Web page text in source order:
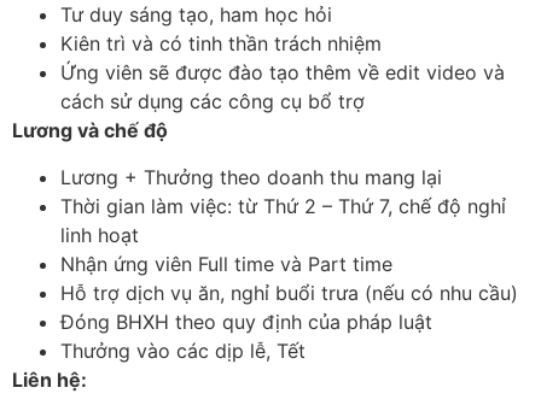
Tư duy sáng tạo, ham học hỏi
Kiên trì và có tinh thần trách nhiệm
Ứng viên sẽ được đào tạo thêm về edit video và
cách sử dụng các công cụ bổ trợ
Lương và chế độ
Lương + Thưởng theo doanh thu mang lại
Thời gian làm việc: từ Thứ 2 – Thứ 7, chế độ nghỉ
linh hoạt
Nhận ứng viên Full time và Part time
Hỗ trợ dịch vụ ăn, nghỉ buổi trưa (nếu có nhu cầu)
Đóng BHXH theo quy định của pháp luật
Thưởng vào các dịp lễ, Tết
Liên hệ: